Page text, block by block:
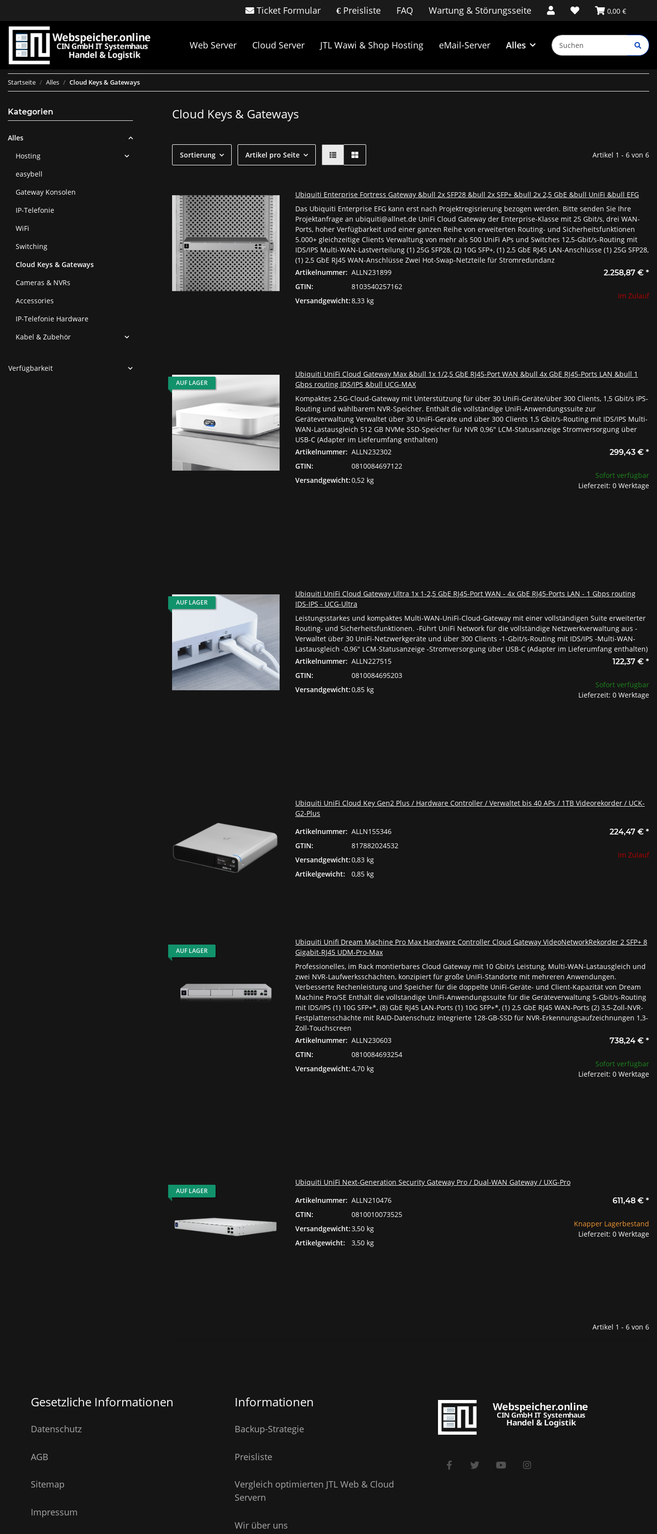
Ticket Formular Preisliste FAQ Wartung & Störungsseite 0,00 €
Web Server Cloud Server JTL Wawi & Shop Hosting eMail-Server Alles
Startseite Alles Cloud Keys & Gateways
Cloud Keys & Gateways
Sortierung Artikel pro Seite Artikel 1 - 6 von 6
Ubiquiti Enterprise Fortress Gateway &bull 2x SFP28 &bull 2x SFP+ &bull 2x 2,5 GbE &bull UniFi &bull EFG
Das Ubiquiti Enterprise EFG kann erst nach Projektregisrierung bezogen werden. Bitte senden Sie Ihre
Projektanfrage an ubiquiti@allnet.de UniFi Cloud Gateway der Enterprise-Klasse mit 25 Gbit/s, drei WAN-
Ports, hoher Verfügbarkeit und einer ganzen Reihe von erweiterten Routing- und Sicherheitsfunktionen
5.000+ gleichzeitige Clients Verwaltung von mehr als 500 UniFi APs und Switches 12,5-Gbit/s-Routing mit
IDS/IPS Multi-WAN-Lastverteilung (1) 25G SFP28, (2) 10G SFP+, (1) 2,5 GbE RJ45 LAN-Anschlüsse (1) 25G SFP28,
(1) 2,5 GbE RJ45 WAN-Anschlüsse Zwei Hot-Swap-Netzteile für Stromredundanz
Artikelnummer: ALLN231899
GTIN:
8103540257162
Versandgewicht:8,33 kg
2.258,87 € *
Im Zulauf
AUF LAGER
Ubiquiti UniFi Cloud Gateway Max &bull 1x 1/2,5 GbE RJ45-Port WAN &bull 4x GbE RJ45-Ports LAN &bull 1
Gbps routing IDS/IPS &bull UCG-MAX
Kompaktes 2,5G-Cloud-Gateway mit Unterstützung für über 30 UniFi-Geräte/über 300 Clients, 1,5 Gbit/s IPS-
Routing und wählbarem NVR-Speicher. Enthält die vollständige UniFi-Anwendungssuite zur
Geräteverwaltung Verwaltet über 30 UniFi-Geräte und über 300 Clients 1,5 Gbit/s-Routing mit IDS/IPS Multi-
WAN-Lastausgleich 512 GB NVMe SSD-Speicher für NVR 0,96" LCM-Statusanzeige Stromversorgung über
USB-C (Adapter im Lieferumfang enthalten)
Artikelnummer: ALLN232302
GTIN:
0810084697122
Versandgewicht:0,52 kg
299,43 € *
Sofort verfügbar
Lieferzeit: 0 Werktage
AUF LAGER
Ubiquiti UniFi Cloud Gateway Ultra 1x 1-2,5 GbE RJ45-Port WAN - 4x GbE RJ45-Ports LAN - 1 Gbps routing
IDS-IPS - UCG-Ultra
Leistungsstarkes und kompaktes Multi-WAN-UniFi-Cloud-Gateway mit einer vollständigen Suite erweiterter
Routing- und Sicherheitsfunktionen. -Führt UniFi Network für die vollständige Netzwerkverwaltung aus -
Verwaltet über 30 UniFi-Netzwerkgeräte und über 300 Clients -1-Gbit/s-Routing mit IDS/IPS -Multi-WAN-
Lastausgleich -0,96" LCM-Statusanzeige -Stromversorgung über USB-C (Adapter im Lieferumfang enthalten)
Artikelnummer: ALLN227515
GTIN:
0810084695203
Versandgewicht:0,85 kg
122,37 € *
Sofort verfügbar
Lieferzeit: 0 Werktage
Ubiquiti UniFi Cloud Key Gen2 Plus / Hardware Controller / Verwaltet bis 40 APs / 1TB Videorekorder / UCK-
G2-Plus
Artikelnummer: ALLN155346
GTIN:
817882024532
Versandgewicht:0,83 kg
Artikelgewicht:
0,85 kg
224,47 € *
Im Zulauf
AUF LAGER
Ubiquiti Unifi Dream Machine Pro Max Hardware Controller Cloud Gateway VideoNetworkRekorder 2 SFP+ 8
Gigabit-RJ45 UDM-Pro-Max
Professionelles, im Rack montierbares Cloud Gateway mit 10 Gbit/s Leistung, Multi-WAN-Lastausgleich und
zwei NVR-Laufwerksschächten, konzipiert für große UniFi-Standorte mit mehreren Anwendungen.
Verbesserte Rechenleistung und Speicher für die doppelte UniFi-Geräte- und Client-Kapazität von Dream
Machine Pro/SE Enthält die vollständige UniFi-Anwendungssuite für die Geräteverwaltung 5-Gbit/s-Routing
mit IDS/IPS (1) 10G SFP+*, (8) GbE RJ45 LAN-Ports (1) 10G SFP+*, (1) 2,5 GbE RJ45 WAN-Ports (2) 3,5-Zoll-NVR-
Festplattenschächte mit RAID-Datenschutz Integrierte 128-GB-SSD für NVR-Erkennungsaufzeichnungen 1,3-
Zoll-Touchscreen
Artikelnummer: ALLN230603
GTIN:
0810084693254
Versandgewicht:4,70 kg
738,24 € *
Sofort verfügbar
Lieferzeit: 0 Werktage
AUF LAGER
Ubiquiti UniFi Next-Generation Security Gateway Pro / Dual-WAN Gateway / UXG-Pro
Artikelnummer: ALLN210476
GTIN:
0810010073525
Versandgewicht:3,50 kg
Artikelgewicht:
3,50 kg
611,48 € *
Knapper Lagerbestand
Lieferzeit: 0 Werktage
Artikel 1 - 6 von 6
Kategorien
Alles
Hosting
easybell
Gateway Konsolen
IP-Telefonie
WiFi
Switching
Cloud Keys & Gateways
Cameras & NVRs
Accessories
IP-Telefonie Hardware
Kabel & Zubehör
Verfügbarkeit
Gesetzliche Informationen
Datenschutz
AGB
Sitemap
Impressum
Informationen
Backup-Strategie
Preisliste
Vergleich optimierten JTL Web & Cloud
Servern
Wir über uns